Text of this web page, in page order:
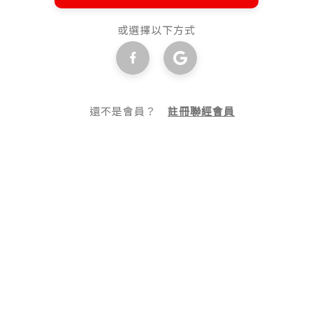
或選擇以下方式
還不是會員？註冊聯經會員